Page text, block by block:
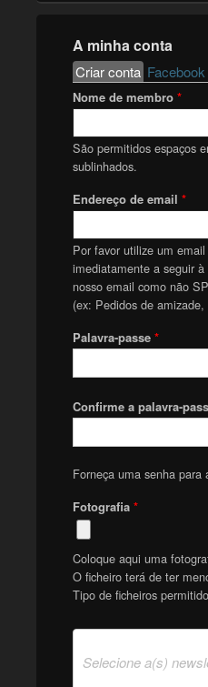
A minha conta
Primary tabs
Criar conta(active tab)
Nome de membro *
São permitidos espaços
sublinhados.
Endereço de email *
Por favor utilize um
imediatamente a seguir
nosso email como não
(ex: Pedidos de
Palavra-passe *
Confirme a palavra-
Forneça uma senha
Fotografia *
Coloque aqui uma
O ficheiro terá de ter
Tipo de ficheiros
Selecione a(s)